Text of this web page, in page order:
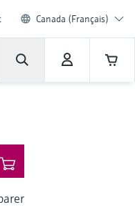
Canada (Français)